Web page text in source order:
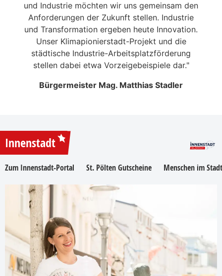
und Industrie möchten wir uns gemeinsam den
Anforderungen der Zukunft stellen. Industrie
und Transformation ergeben heute Innovation.
Unser Klimapionierstadt-Projekt und die
städtische Industrie-Arbeitsplatzförderung
stellen dabei etwa Vorzeigebeispiele dar."
Bürgermeister Mag. Matthias Stadler
Innenstadt
Zum Innenstadt-Portal St. Pölten Gutscheine Menschen im